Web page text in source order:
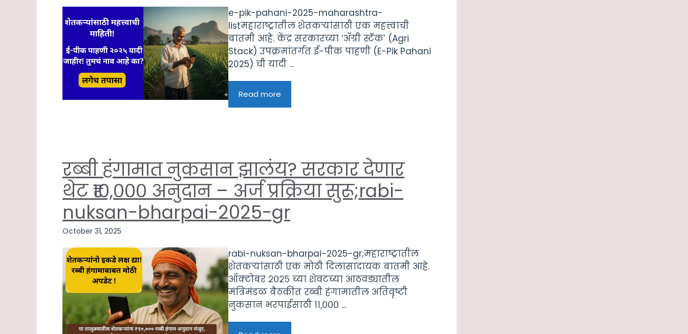
e-pik-pahani-2025-maharashtra-
listमहाराष्ट्रातील शेतकऱ्यांसाठी एक महत्त्वाची
बातमी आहे. केंद्र सरकारच्या ‘ॲग्री स्टॅक’ (Agri
Stack) उपक्रमांतर्गत ई-पीक पाहणी (E-Pik Pahani
2025) ची यादी ...
Read more
रब्बी हंगामात नुकसान झालंय? सरकार देणार
थेट ₹१०,००० अनुदान – अर्ज प्रक्रिया सुरू;rabi-
nuksan-bharpai-2025-gr
October 31, 2025
rabi-nuksan-bharpai-2025-gr;महाराष्ट्रातील
शेतकऱ्यांसाठी एक मोठी दिलासादायक बातमी आहे.
ऑक्टोबर २०२५ च्या शेवटच्या आठवड्यातील
मंत्रिमंडळ बैठकीत रब्बी हंगामातील अतिवृष्टी
नुकसान भरपाईसाठी ११,००० ...